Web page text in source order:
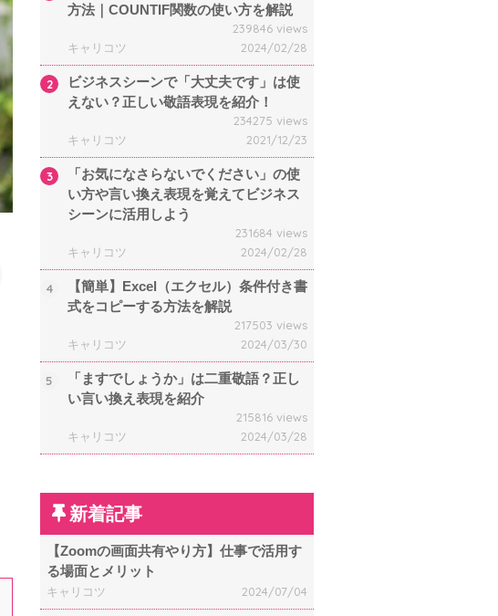
方法｜COUNTIF関数の使い方を解説
239846 views
キャリコツ
2024/02/28
2
ビジネスシーンで「大丈夫です」は使
えない？正しい敬語表現を紹介！
234275 views
キャリコツ
2021/12/23
3
「お気になさらないでください」の使
い方や言い換え表現を覚えてビジネス
シーンに活用しよう
231684 views
キャリコツ
2024/02/28
4
【簡単】Excel（エクセル）条件付き書
式をコピーする方法を解説
217503 views
キャリコツ
2024/03/30
5
「ますでしょうか」は二重敬語？正し
い言い換え表現を紹介
215816 views
キャリコツ
2024/03/28
新着記事
【Zoomの画面共有やり方】仕事で活用す
る場面とメリット
キャリコツ 2024/07/04